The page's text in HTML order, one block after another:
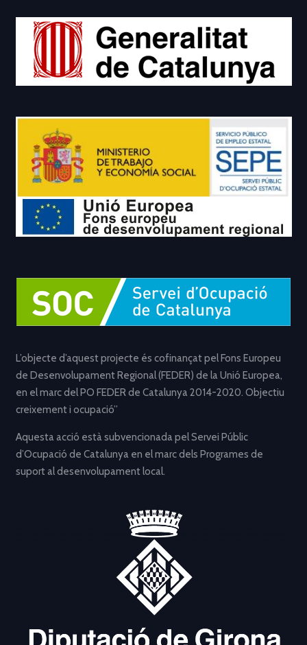
L’objecte d’aquest projecte és cofinançat pel Fons Europeu
de Desenvolupament Regional (FEDER) de la Unió Europea,
en el marc del PO FEDER de Catalunya 2014-2020. Objectiu
creixement i ocupació”
Aquesta acció està subvencionada pel Servei Públic
d’Ocupació de Catalunya en el marc dels Programes de
suport al desenvolupament local.